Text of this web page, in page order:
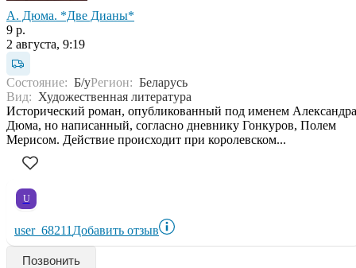
А. Дюма. *Две Дианы*
9 р.
2 августа, 9:19
Состояние: Б/уРегион: Беларусь
Вид: Художественная литература
Исторический роман, опубликованный под именем Александра
Дюма, но написанный, согласно дневнику Гонкуров, Полем
Мерисом. Действие происходит при королевском...
U
user_68211 Добавить отзыв
Позвонить